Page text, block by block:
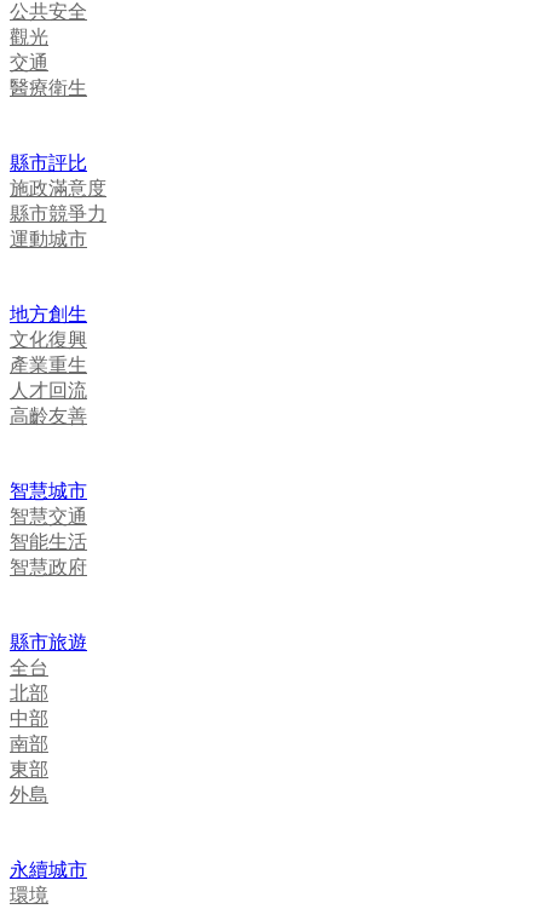
公共安全
觀光
交通
醫療衛生
縣市評比
施政滿意度
縣市競爭力
運動城市
地方創生
文化復興
產業重生
人才回流
高齡友善
智慧城市
智慧交通
智能生活
智慧政府
縣市旅遊
全台
北部
中部
南部
東部
外島
永續城市
環境